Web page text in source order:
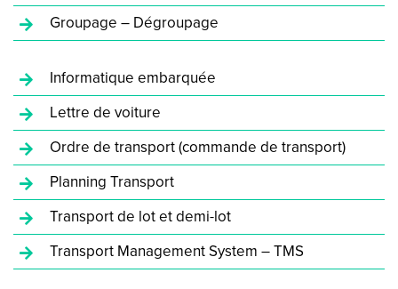
Groupage – Dégroupage
Informatique embarquée
Lettre de voiture
Ordre de transport (commande de transport)
Planning Transport
Transport de lot et demi-lot
Transport Management System – TMS